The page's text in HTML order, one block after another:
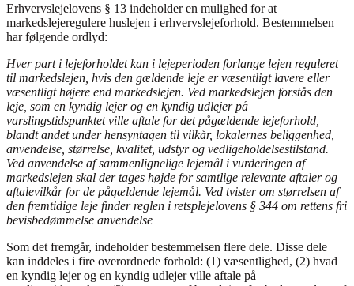
Erhvervslejelovens § 13 indeholder en mulighed for at
markedslejeregulere huslejen i erhvervslejeforhold. Bestemmelsen
har følgende ordlyd:
Hver part i lejeforholdet kan i lejeperioden forlange lejen reguleret
til markedslejen, hvis den gældende leje er væsentligt lavere eller
væsentligt højere end markedslejen. Ved markedslejen forstås den
leje, som en kyndig lejer og en kyndig udlejer på
varslingstidspunktet ville aftale for det pågældende lejeforhold,
blandt andet under hensyntagen til vilkår, lokalernes beliggenhed,
anvendelse, størrelse, kvalitet, udstyr og vedligeholdelsestilstand.
Ved anvendelse af sammenlignelige lejemål i vurderingen af
markedslejen skal der tages højde for samtlige relevante aftaler og
aftalevilkår for de pågældende lejemål. Ved tvister om størrelsen af
den fremtidige leje finder reglen i retsplejelovens § 344 om rettens fri
bevisbedømmelse anvendelse
Som det fremgår, indeholder bestemmelsen flere dele. Disse dele
kan inddeles i fire overordnede forhold: (1) væsentlighed, (2) hvad
en kyndig lejer og en kyndig udlejer ville aftale på